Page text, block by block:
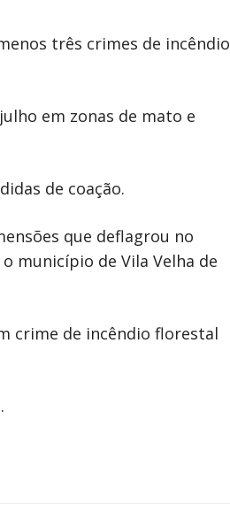
três crimes de incêndio
em zonas de mato e
de coação.
que deflagrou no
município de Vila Velha de
crime de incêndio florestal